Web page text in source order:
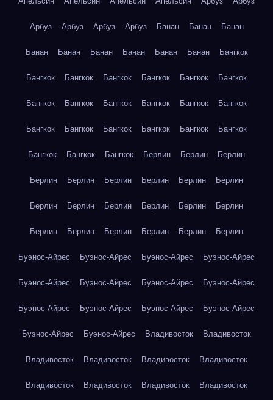
Арбуз Арбуз Арбуз Арбуз Банан Банан Банан
Банан Банан Банан Банан Банан Банан Бангкок
Бангкок Бангкок Бангкок Бангкок Бангкок Бангкок
Бангкок Бангкок Бангкок Бангкок Бангкок Бангкок
Бангкок Бангкок Бангкок Бангкок Бангкок Бангкок
Бангкок Бангкок Бангкок Берлин Берлин Берлин
Берлин Берлин Берлин Берлин Берлин Берлин
Берлин Берлин Берлин Берлин Берлин Берлин
Берлин Берлин Берлин Берлин Берлин Берлин
Буэнос-Айрес Буэнос-Айрес Буэнос-Айрес Буэнос-Айрес
Буэнос-Айрес Буэнос-Айрес Буэнос-Айрес Буэнос-Айрес
Буэнос-Айрес Буэнос-Айрес Буэнос-Айрес Буэнос-Айрес
Буэнос-Айрес Буэнос-Айрес Владивосток Владивосток
Владивосток Владивосток Владивосток Владивосток
Владивосток Владивосток Владивосток Владивосток